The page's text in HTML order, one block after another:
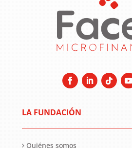
LA FUNDACIÓN
Quiénes somos